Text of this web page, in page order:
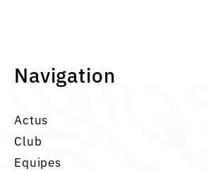
Navigation
Actus
Club
Equipes